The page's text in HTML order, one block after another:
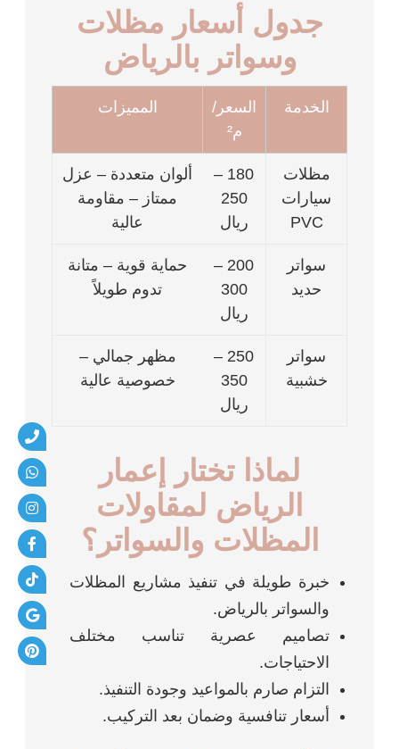
جدول أسعار مظلات
وسواتر بالرياض
الخدمة
السعر/
م²
المميزات
مظلات
سيارات
PVC
180 –
250
ريال
ألوان متعددة – عزل
ممتاز – مقاومة
عالية
سواتر
حديد
200 –
300
ريال
حماية قوية – متانة
تدوم طويلاً
سواتر
خشبية
250 –
350
ريال
مظهر جمالي –
خصوصية عالية
لماذا تختار إعمار
الرياض لمقاولات
المظلات والسواتر؟
خبرة طويلة في تنفيذ مشاريع المظلات
والسواتر بالرياض.
تصاميم عصرية تناسب مختلف
الاحتياجات.
التزام صارم بالمواعيد وجودة التنفيذ.
أسعار تنافسية وضمان بعد التركيب.